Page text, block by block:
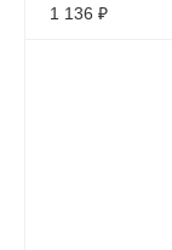
1 136 ₽